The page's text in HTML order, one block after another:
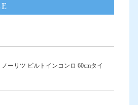
ーリツ ビルトインコンロ 60cmタイ